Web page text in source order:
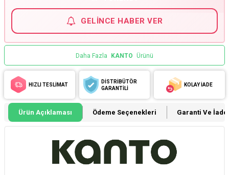
GELINCE HABER VER
Daha Fazla KANTO Ürünü
HIZLI TESLİMAT
DİSTRİBÜTÖR
GARANTİLİ
KOLAY İADE
Ürün Açıklaması Ödeme Seçenekleri Garanti Ve İade